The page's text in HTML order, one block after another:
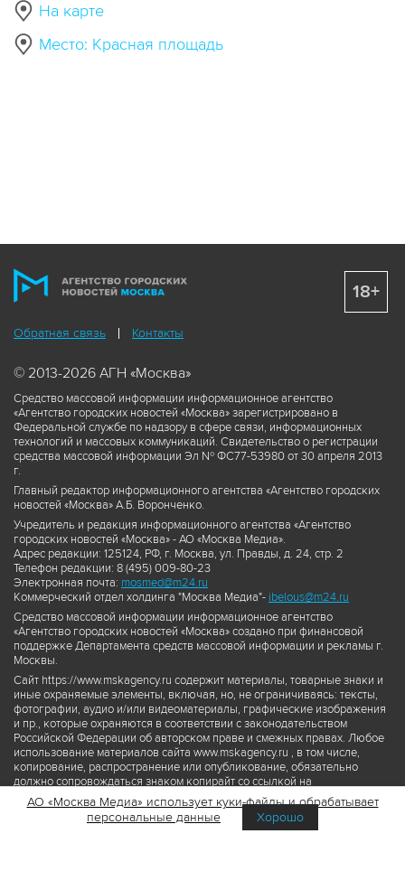
На карте
Место: Красная площадь
Обратная связь Контакты
© 2013-2026 АГН «Москва»
Средство массовой информации информационное агентство
«Агентство городских новостей «Москва» зарегистрировано в
Федеральной службе по надзору в сфере связи, информационных
технологий и массовых коммуникаций. Свидетельство о регистрации
средства массовой информации Эл № ФС77-53980 от 30 апреля 2013
г.
Главный редактор информационного агентства «Агентство городских
новостей «Москва» А.Б. Воронченко.
Учредитель и редакция информационного агентства «Агентство
городских новостей «Москва» - АО «Москва Медиа».
Адрес редакции: 125124, РФ, г. Москва, ул. Правды, д. 24, стр. 2
Телефон редакции: 8 (495) 009-80-23
Электронная почта: mosmed@m24.ru
Коммерческий отдел холдинга "Москва Медиа"- ibelous@m24.ru
Средство массовой информации информационное агентство
«Агентство городских новостей «Москва» создано при финансовой
поддержке Департамента средств массовой информации и рекламы г.
Москвы.
Сайт https://www.mskagency.ru содержит материалы, товарные знаки и
иные охраняемые элементы, включая, но, не ограничиваясь: тексты,
фотографии, аудио и/или видеоматериалы, графические изображения
и пр., которые охраняются в соответствии с законодательством
Российской Федерации об авторском праве и смежных правах. Любое
использование материалов сайта www.mskagency.ru , в том числе,
копирование, распространение или опубликование, обязательно
должно сопровождаться знаком копирайт со ссылкой на
правообладателя © АО «Москва Медиа», а также гиперссылкой на сайт
www.mskagency.ru как на первоисточник информации. Переработка
материалов сайта www.mskagency.ru не допускается.
18+
АО «Москва Медиа» использует куки-файлы и обрабатывает
персональные данные
Хорошо